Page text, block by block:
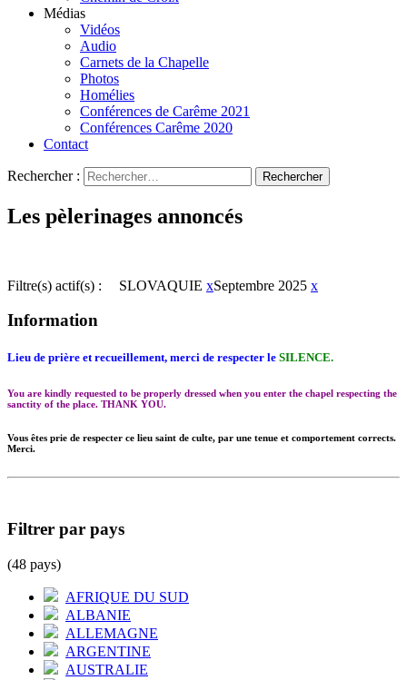
Médias
Vidéos
Audio
Carnets de la Chapelle
Photos
Homélies
Conférences de Carême 2021
Conférences Carême 2020
Contact
Rechercher :
Les pèlerinages annoncés
Filtre(s) actif(s) : SLOVAQUIE xSeptembre 2025 x
Information
Lieu de prière et recueillement, merci de respecter le SILENCE.
You are kindly requested to be properly dressed when you enter the chapel respecting the
sanctity of the place. THANK YOU.
Vous êtes prie de respecter ce lieu saint de culte, par une tenue et comportement corrects.
Merci.
Filtrer par pays
(48 pays)
AFRIQUE DU SUD
ALBANIE
ALLEMAGNE
ARGENTINE
AUSTRALIE